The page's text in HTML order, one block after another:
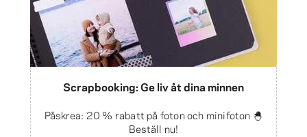
Scrapbooking: Ge liv åt dina minnen
Påskrea: 20 % rabatt på foton och minifoton 🐣
Beställ nu!